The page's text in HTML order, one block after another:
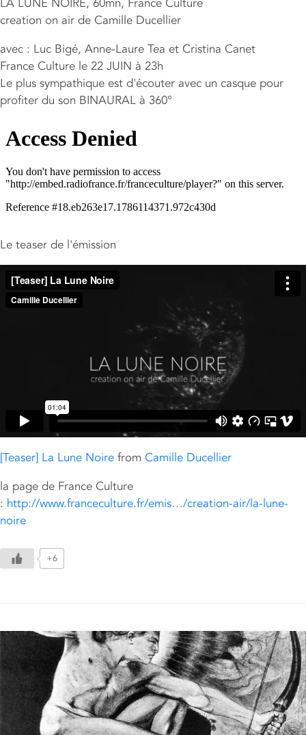
LA LUNE NOIRE, 60mn, France Culture
creation on air de Camille Ducellier
avec : Luc Bigé, Anne-Laure Tea et Cristina Canet
France Culture le 22 JUIN à 23h
Le plus sympathique est d'écouter avec un casque pour
profiter du son BINAURAL à 360°
Le teaser de l'émission
[Teaser] La Lune Noire from Camille Ducellier
la page de France Culture
: http://www.franceculture.fr/emis…/creation-air/la-lune-
noire
+6